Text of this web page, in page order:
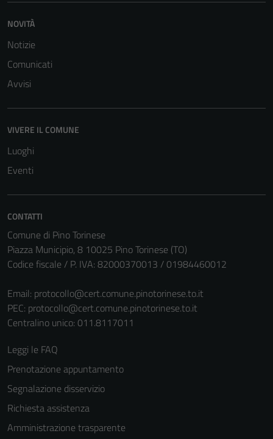
NOVITÀ
Notizie
Comunicati
Avvisi
VIVERE IL COMUNE
Luoghi
Eventi
CONTATTI
Comune di Pino Torinese
Piazza Municipio, 8 10025 Pino Torinese (TO)
Codice fiscale / P. IVA: 82000370013 / 01984460012
Email: protocollo@cert.comune.pinotorinese.to.it
PEC: protocollo@cert.comune.pinotorinese.to.it
Centralino unico: 011.8117011
Leggi le FAQ
Prenotazione appuntamento
Segnalazione disservizio
Richiesta assistenza
Amministrazione trasparente
Tecnici